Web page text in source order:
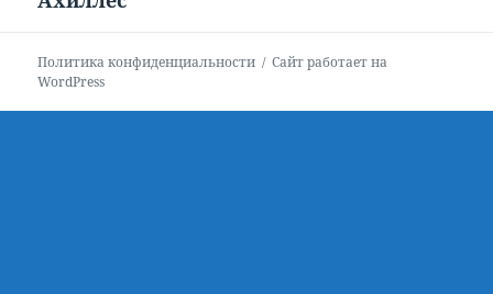
Политика конфиденциальности
Сайт работает на
WordPress